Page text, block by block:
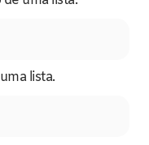
lista.